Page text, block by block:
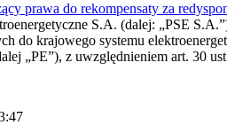
prawa do rekompensaty za
S.A. (dalej: „PSE
do krajowego systemu
„PE”), z uwzględnieniem art. 30